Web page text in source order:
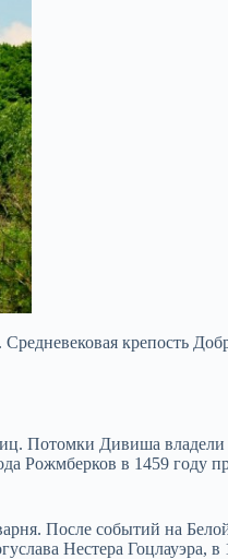
крепость
Потомки Дивиша владели
Рожмберков в 1459 году
После событий на
Нестера Гоцлауэра, в